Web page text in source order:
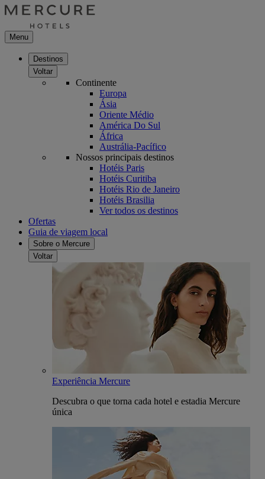
Menu
Destinos
Voltar
Continente
Europa
Ásia
Oriente Médio
América Do Sul
África
Austrália-Pacífico
Nossos principais destinos
Hotéis Paris
Hotéis Curitiba
Hotéis Rio de Janeiro
Hotéis Brasilia
Ver todos os destinos
Ofertas
Guia de viagem local
Sobre o Mercure
Voltar
Experiência Mercure
Descubra o que torna cada hotel e estadia Mercure
única